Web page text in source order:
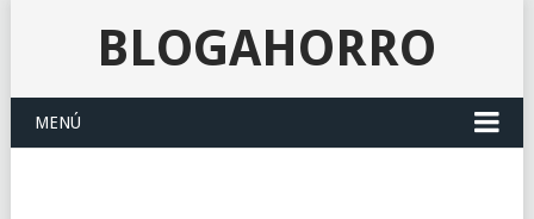
BLOGAHORRO
MENÚ